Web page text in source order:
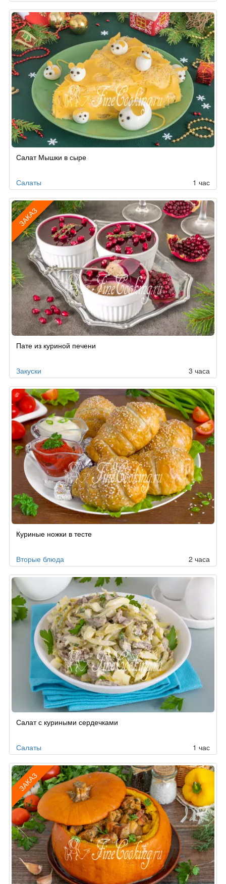
Салат Мышки в сыре
Салаты 1 час
ЗАКАЗ
поПате из куриной печени
Закуски 3 часа
Куриные ножки в тесте
Вторые блюда 2 часа
Салат с куриными сердечками
Салаты 1 час
ЗАКАЗ